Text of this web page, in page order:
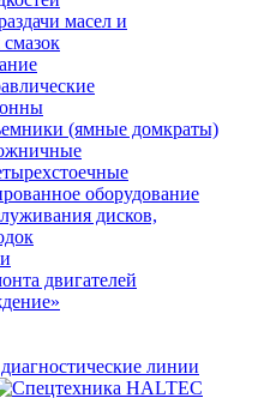
масел и
(ямные домкраты)
оборудование
дисков,
двигателей
линии